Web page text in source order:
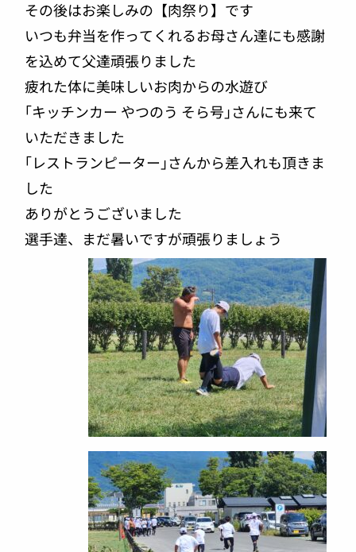
その後はお楽しみの【肉祭り】です
いつも弁当を作ってくれるお母さん達にも感謝
を込めて父達頑張りました
疲れた体に美味しいお肉からの水遊び
｢キッチンカー やつのう そら号｣さんにも来て
いただきました
｢レストランピーター｣さんから差入れも頂きま
した
ありがとうございました
選手達、まだ暑いですが頑張りましょう